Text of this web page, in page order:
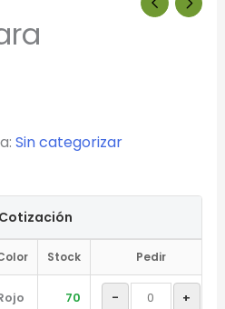
tus archivos
marcado:
(ideal serigrafía/grabado).
Sin categorizar
Stock Pedir
70 - +